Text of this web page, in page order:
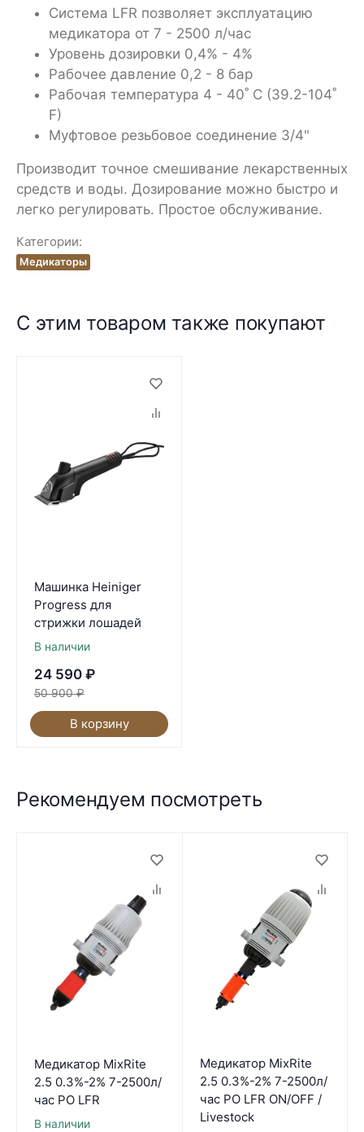
Система LFR позволяет эксплуатацию
медикатора от 7 - 2500 л/час
Уровень дозировки 0,4% - 4%
Рабочее давление 0,2 - 8 бар
Рабочая температура 4 - 40˚ C (39.2-104˚
F)
Муфтовое резьбовое соединение 3/4"
Производит точное смешивание лекарственных
средств и воды. Дозирование можно быстро и
легко регулировать. Простое обслуживание.
Категории:
Медикаторы
С этим товаром также покупают
Машинка Heiniger
Progress для
стрижки лошадей
В наличии
24 590 ₽
50 900 ₽
В корзину
Рекомендуем посмотреть
Медикатор MixRite
2.5 0.3%-2% 7-2500л/
час PO LFR
В наличии
Медикатор MixRite
2.5 0.3%-2% 7-2500л/
час PO LFR ON/OFF /
Livestock